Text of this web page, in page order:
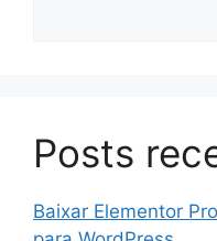
Posts
Baixar Elementor